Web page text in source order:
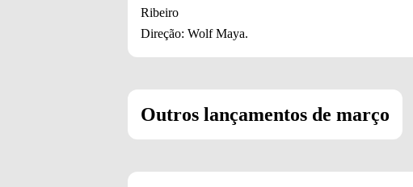
Ribeiro
Direção: Wolf Maya.
Outros lançamentos de março